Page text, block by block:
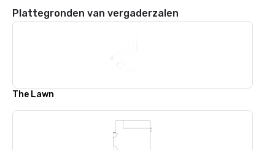
Plattegronden van vergaderzalen
The Lawn